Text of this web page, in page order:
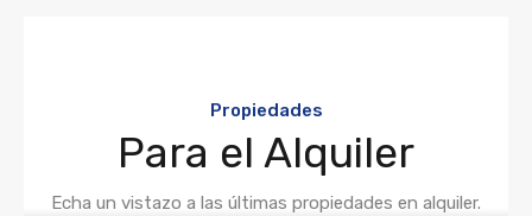
Propiedades
Para el Alquiler
Echa un vistazo a las últimas propiedades en alquiler.